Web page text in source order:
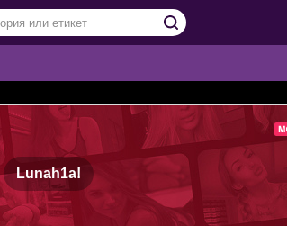
Lunah1a!